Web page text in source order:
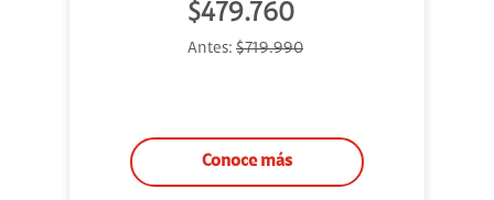
$479.760
Antes: $719.990
Conoce más